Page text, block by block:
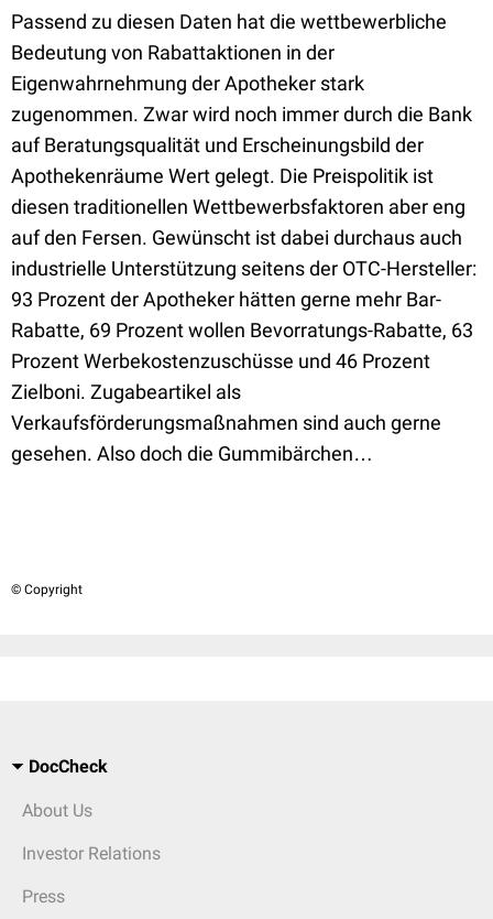
Passend zu diesen Daten hat die wettbewerbliche
Bedeutung von Rabattaktionen in der
Eigenwahrnehmung der Apotheker stark
zugenommen. Zwar wird noch immer durch die Bank
auf Beratungsqualität und Erscheinungsbild der
Apothekenräume Wert gelegt. Die Preispolitik ist
diesen traditionellen Wettbewerbsfaktoren aber eng
auf den Fersen. Gewünscht ist dabei durchaus auch
industrielle Unterstützung seitens der OTC-Hersteller:
93 Prozent der Apotheker hätten gerne mehr Bar-
Rabatte, 69 Prozent wollen Bevorratungs-Rabatte, 63
Prozent Werbekostenzuschüsse und 46 Prozent
Zielboni. Zugabeartikel als
Verkaufsförderungsmaßnahmen sind auch gerne
gesehen. Also doch die Gummibärchen…
© Copyright
DocCheck
About Us
Investor Relations
Press